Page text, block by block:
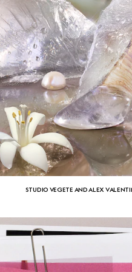
STUDIO VEGETE AND ALEX